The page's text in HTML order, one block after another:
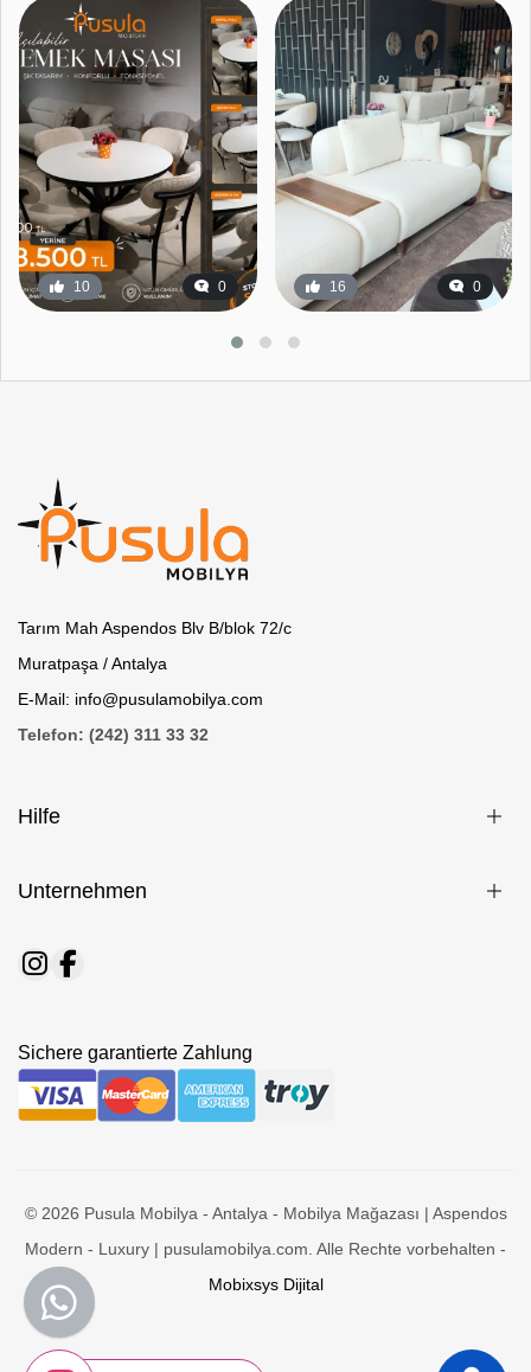
10 0 16 0
Tarım Mah Aspendos Blv B/blok 72/c
Muratpaşa / Antalya
E-Mail: info@pusulamobilya.com
Telefon: (242) 311 33 32
Hilfe
Unternehmen
Sichere garantierte Zahlung
© 2026 Pusula Mobilya - Antalya - Mobilya Mağazası | Aspendos
Modern - Luxury | pusulamobilya.com. Alle Rechte vorbehalten -
Mobixsys Dijital